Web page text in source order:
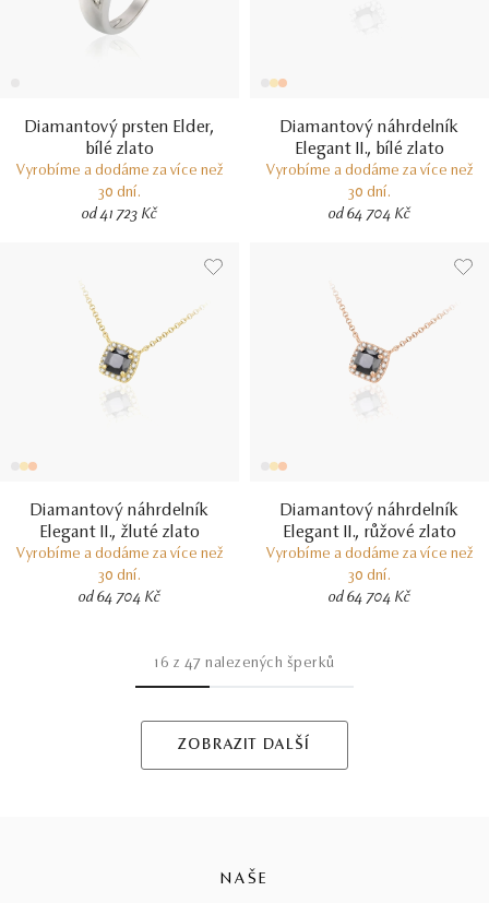
Diamantový prsten Elder,
bílé zlato
Vyrobíme a dodáme za více než
30 dní.
od 41 723 Kč
Diamantový náhrdelník
Elegant II., bílé zlato
Vyrobíme a dodáme za více než
30 dní.
od 64 704 Kč
Diamantový náhrdelník
Elegant II., žluté zlato
Vyrobíme a dodáme za více než
30 dní.
od 64 704 Kč
Diamantový náhrdelník
Elegant II., růžové zlato
Vyrobíme a dodáme za více než
30 dní.
od 64 704 Kč
16 z 47 nalezených šperků
ZOBRAZIT DALŠÍ
NAŠE